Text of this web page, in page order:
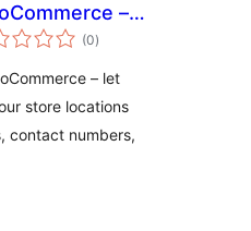
–
customers
(0totale
vurderinger
)
– let
store locations
contact numbers,